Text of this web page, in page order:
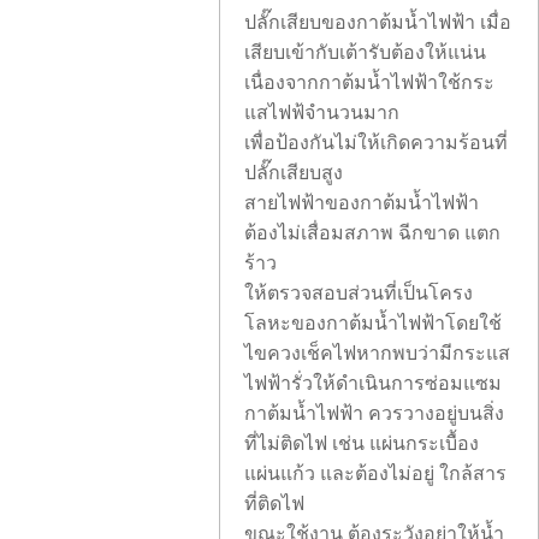
ปลั๊กเสียบของกาต้มน้ำไฟฟ้า เมื่อ
เสียบเข้ากับเต้ารับต้องให้แน่น
เนื่องจากกาต้มน้ำไฟฟ้าใช้กระ
แสไฟฟ้จำนวนมาก
เพื่อป้องกันไม่ให้เกิดความร้อนที่
ปลั๊กเสียบสูง
สายไฟฟ้าของกาต้มน้ำไฟฟ้า
ต้องไม่เสื่อมสภาพ ฉีกขาด แตก
ร้าว
ให้ตรวจสอบส่วนที่เป็นโครง
โลหะของกาต้มน้ำไฟฟ้าโดยใช้
ไขควงเช็คไฟหากพบว่ามีกระแส
ไฟฟ้ารั่วให้ดำเนินการซ่อมแซม
กาต้มน้ำไฟฟ้า ควรวางอยู่บนสิ่ง
ที่ไม่ติดไฟ เช่น แผ่นกระเบื้อง
แผ่นแก้ว และต้องไม่อยู่ ใกล้สาร
ที่ติดไฟ